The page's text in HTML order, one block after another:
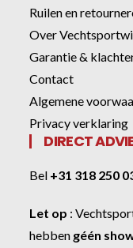
Ruilen en
Over
Garantie &
Contact
Algemene
Privacy verklaring
DIRECT
Bel +31 318 250
Let op :
hebben géén